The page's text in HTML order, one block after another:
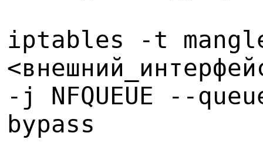
iptables -t mangle
-j NFQUEUE --
bypass